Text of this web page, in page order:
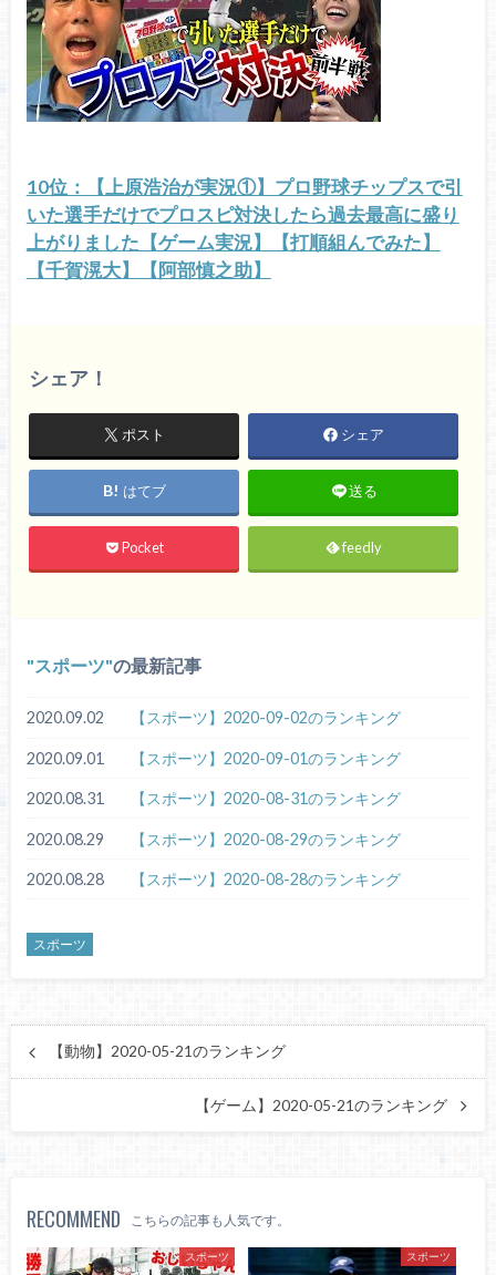
10位：【上原浩治が実況①】プロ野球チップスで引
いた選手だけでプロスピ対決したら過去最高に盛り
上がりました【ゲーム実況】【打順組んでみた】
【千賀滉大】【阿部慎之助】
シェア！
ポスト シェア
はてブ 送る
Pocket feedly
スポーツ の最新記事
2020.09.02 【スポーツ】2020-09-02のランキング
2020.09.01 【スポーツ】2020-09-01のランキング
2020.08.31 【スポーツ】2020-08-31のランキング
2020.08.29 【スポーツ】2020-08-29のランキング
2020.08.28 【スポーツ】2020-08-28のランキング
スポーツ
【動物】2020-05-21のランキング
【ゲーム】2020-05-21のランキング
RECOMMEND こちらの記事も人気です。
スポーツ スポーツ